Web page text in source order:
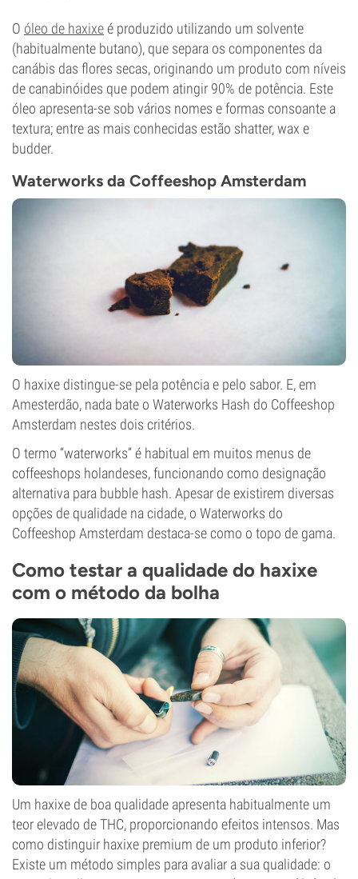
O óleo de haxixeé produzido utilizando um solvente
(habitualmente butano), que separa os componentes da
canábis das flores secas, originando um produto com níveis
de canabinóides que podem atingir 90% de potência. Este
óleo apresenta-se sob vários nomes e formas consoante a
textura; entre as mais conhecidas estão shatter, wax e
budder.
Waterworks da Coffeeshop Amsterdam
O haxixe distingue-se pela potência e pelo sabor. E, em
Amesterdão, nada bate o Waterworks Hash do Coffeeshop
Amsterdam nestes dois critérios.
O termo “waterworks” é habitual em muitos menus de
coffeeshops holandeses, funcionando como designação
alternativa para bubble hash. Apesar de existirem diversas
opções de qualidade na cidade, o Waterworks do
Coffeeshop Amsterdam destaca-se como o topo de gama.
Como testar a qualidade do haxixe
com o método da bolha
Um haxixe de boa qualidade apresenta habitualmente um
teor elevado de THC, proporcionando efeitos intensos. Mas
como distinguir haxixe premium de um produto inferior?
Existe um método simples para avaliar a sua qualidade: o